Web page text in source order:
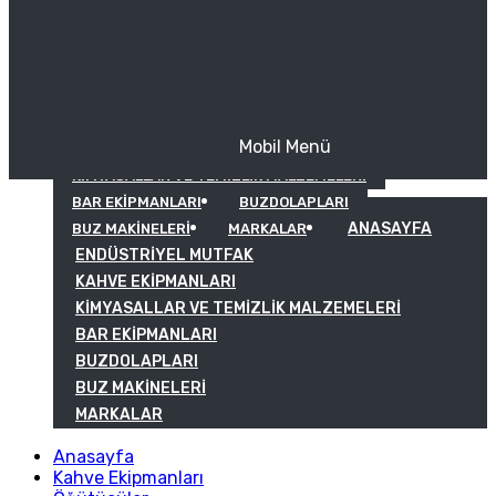
KIMYASALLAR VE TEMIZLIK MALZEMELERI
BAR EKIPMANLARI
BUZDOLAPLARI
BUZ MAKINELERI
MARKALAR
Mobil Menü
ANASAYFA
ENDÜSTRIYEL MUTFAK
KAHVE EKIPMANLARI
KIMYASALLAR VE TEMIZLIK MALZEMELERI
BAR EKIPMANLARI
BUZDOLAPLARI
BUZ MAKINELERI
MARKALAR
Anasayfa
Kahve Ekipmanları